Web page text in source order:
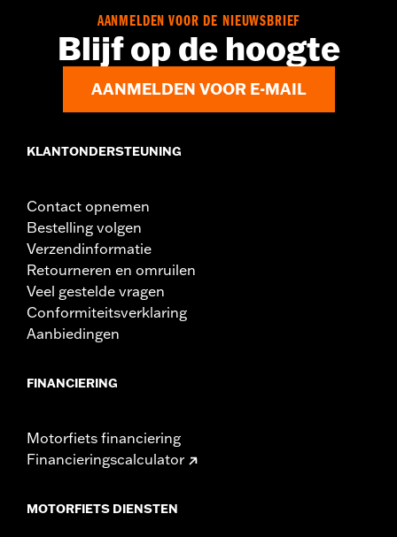
installatiehardwareAANMELDEN VOOR DE NIEUWSBRIEF
Blijf op de hoogte
AANMELDEN VOOR E-MAIL
KLANTONDERSTEUNING
Contact opnemen
Bestelling volgen
Verzendinformatie
Retourneren en omruilen
Veel gestelde vragen
Conformiteitsverklaring
Aanbiedingen
FINANCIERING
Motorfiets financiering
Financieringscalculator
MOTORFIETS DIENSTEN